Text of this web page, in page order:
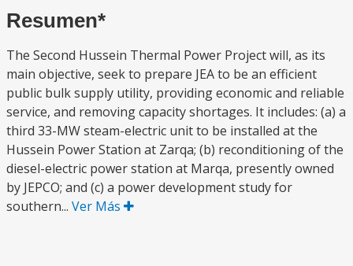
Resumen*
The Second Hussein Thermal Power Project will, as its
main objective, seek to prepare JEA to be an efficient
public bulk supply utility, providing economic and reliable
service, and removing capacity shortages. It includes: (a) a
third 33-MW steam-electric unit to be installed at the
Hussein Power Station at Zarqa; (b) reconditioning of the
diesel-electric power station at Marqa, presently owned
by JEPCO; and (c) a power development study for
southern... Ver Más